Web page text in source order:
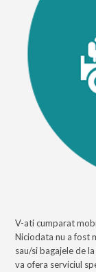
V-ati cumparat
Niciodata nu a fost
sau/si bagajele de
va ofera serviciul